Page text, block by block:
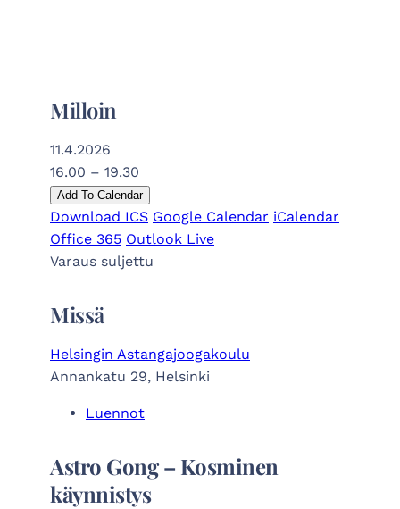
Milloin
11.4.2026
16.00 – 19.30
Add To Calendar
Download ICS Google Calendar iCalendar
Office 365 Outlook Live
Varaus suljettu
Missä
Helsingin Astangajoogakoulu
Annankatu 29, Helsinki
Luennot
Astro Gong – Kosminen
käynnistys